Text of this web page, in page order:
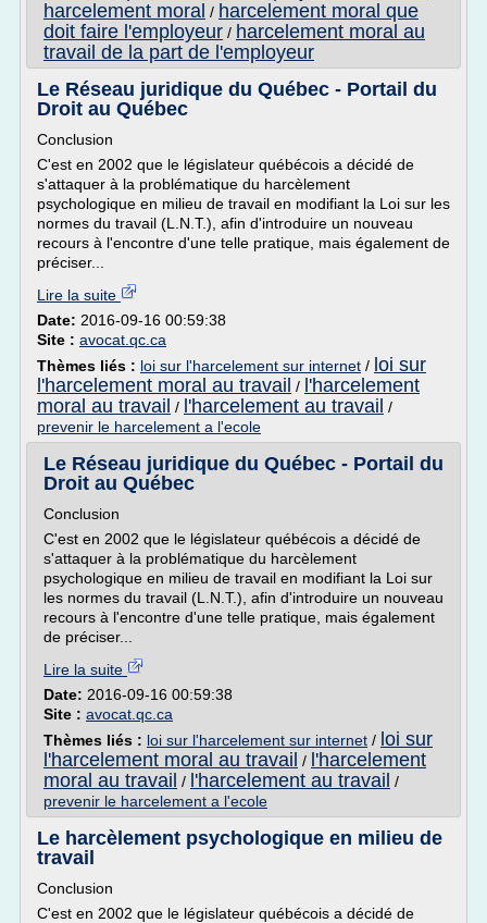
harcelement moral / harcelement moral que
doit faire l'employeur / harcelement moral au
travail de la part de l'employeur
Le Réseau juridique du Québec - Portail du
Droit au Québec
Conclusion
C'est en 2002 que le législateur québécois a décidé de
s'attaquer à la problématique du harcèlement
psychologique en milieu de travail en modifiant la Loi sur les
normes du travail (L.N.T.), afin d'introduire un nouveau
recours à l'encontre d'une telle pratique, mais également de
préciser...
Lire la suite
Date: 2016-09-16 00:59:38
Site : avocat.qc.ca
Thèmes liés : loi sur l'harcelement sur internet / loi sur
l'harcelement moral au travail / l'harcelement
moral au travail / l'harcelement au travail /
prevenir le harcelement a l'ecole
Le Réseau juridique du Québec - Portail du
Droit au Québec
Conclusion
C'est en 2002 que le législateur québécois a décidé de
s'attaquer à la problématique du harcèlement
psychologique en milieu de travail en modifiant la Loi sur
les normes du travail (L.N.T.), afin d'introduire un nouveau
recours à l'encontre d'une telle pratique, mais également
de préciser...
Lire la suite
Date: 2016-09-16 00:59:38
Site : avocat.qc.ca
Thèmes liés : loi sur l'harcelement sur internet / loi sur
l'harcelement moral au travail / l'harcelement
moral au travail / l'harcelement au travail /
prevenir le harcelement a l'ecole
Le harcèlement psychologique en milieu de
travail
Conclusion
C'est en 2002 que le législateur québécois a décidé de